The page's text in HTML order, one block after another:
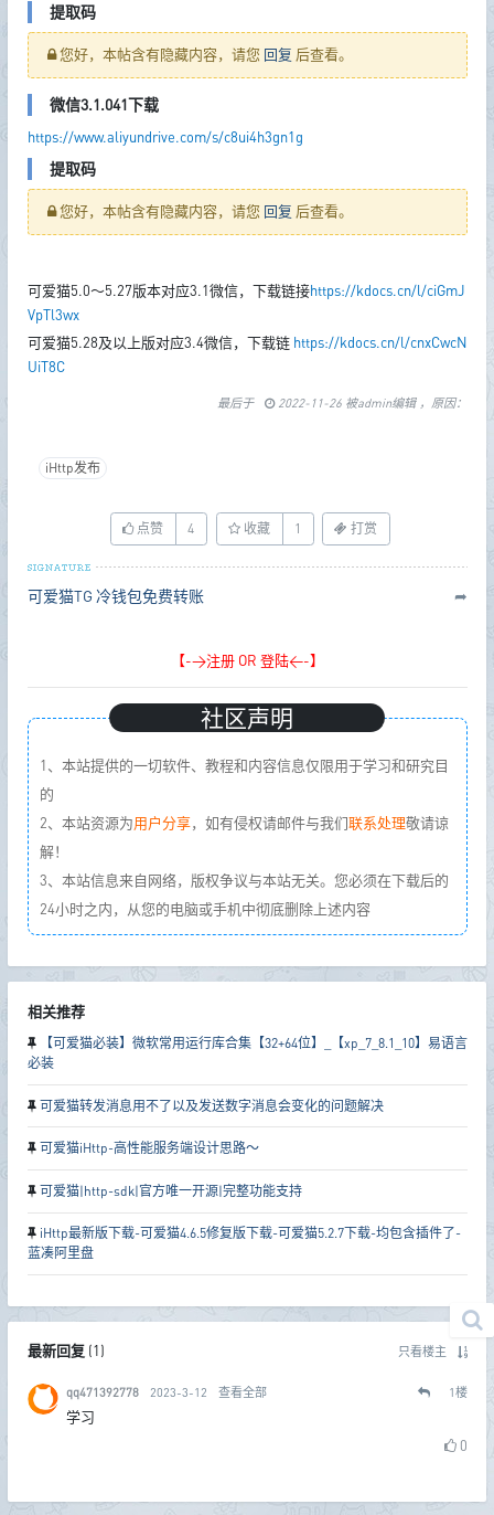
提取码
您好，本帖含有隐藏内容，请您 回复 后查看。
微信3.1.041下载
https://www.aliyundrive.com/s/c8ui4h3gn1g
提取码
您好，本帖含有隐藏内容，请您 回复 后查看。
可爱猫5.0～5.27版本对应3.1微信，下载链接https://kdocs.cn/l/ciGmJ
VpTl3wx
可爱猫5.28及以上版对应3.4微信，下载链 https://kdocs.cn/l/cnxCwcN
UiT8C
最后于 2022-11-26 被admin编辑 ，原因：
iHttp发布
点赞 4 收藏 1 打赏
可爱猫TG 冷钱包免费转账 ➦
【->注册 OR 登陆<-】
社区声明
1、本站提供的一切软件、教程和内容信息仅限用于学习和研究目
的
2、本站资源为用户分享，如有侵权请邮件与我们联系处理敬请谅
解！
3、本站信息来自网络，版权争议与本站无关。您必须在下载后的
24小时之内，从您的电脑或手机中彻底删除上述内容
相关推荐
【可爱猫必装】微软常用运行库合集【32+64位】_【xp_7_8.1_10】易语言
必装
可爱猫转发消息用不了以及发送数字消息会变化的问题解决
可爱猫iHttp-高性能服务端设计思路～
可爱猫|http-sdk|官方唯一开源|完整功能支持
iHttp最新版下载-可爱猫4.6.5修复版下载-可爱猫5.2.7下载-均包含插件了-
蓝凑阿里盘
最新回复(1) 只看楼主
qq471392778 2023-3-12 查看全部 1楼
学习
0